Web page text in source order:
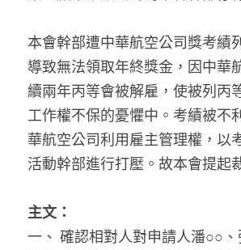
本會幹部遭中華航空公司獎考績
導致無法領取年終獎金，因中華
續兩年丙等會被解雇，使被列丙
工作權不保的憂懼中。考績被不
華航空公司利用雇主管理權，以
活動幹部進行打壓。故本會提起
主文：
一、 確認相對人對申請人潘○○